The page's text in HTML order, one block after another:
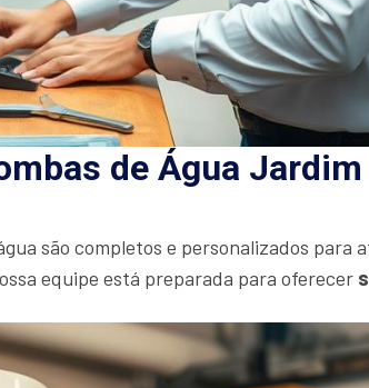
de Água
são completos e personalizados para
equipe está preparada para oferecer